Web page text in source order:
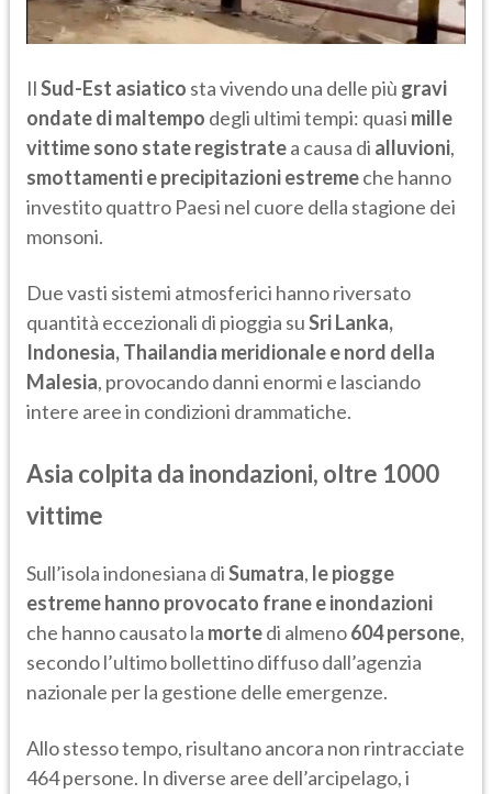
IlSud-Est asiatico sta vivendo una delle più gravi
ondate di maltempo degli ultimi tempi: quasi mille
vittime sono state registratea causa di alluvioni,
smottamenti e precipitazioni estremeche hanno
investito quattro Paesi nel cuore della stagione dei
monsoni.
Due vasti sistemi atmosferici hanno riversato
quantità eccezionali di pioggia suSri Lanka,
Indonesia, Thailandia meridionale e nord della
Malesia, provocando danni enormi e lasciando
intere aree in condizioni drammatiche.
Asia colpita da inondazioni, oltre 1000
vittime
Sull’isola indonesiana diSumatra, le piogge
estreme hanno provocato frane e inondazioni
che hanno causato la mortedi almeno604 persone,
secondo l’ultimo bollettino diffuso dall’agenzia
nazionale per la gestione delle emergenze.
Allo stesso tempo, risultano ancora non rintracciate
464 persone. In diverse aree dell’arcipelago, i